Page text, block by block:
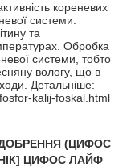
кореневих
системи.
та
Обробка
системи, тобто
вологу, що в
Детальніше:
kalij-foskal.html
(ЦИФОС
ЦИФОС ЛАЙФ